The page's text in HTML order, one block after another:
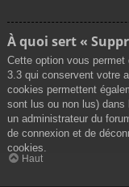
À quoi sert «
Cette option vous permet
3.3 qui conservent votre
cookies permettent
sont lus ou non lus)
un administrateur du
de connexion et de
cookies.
Haut